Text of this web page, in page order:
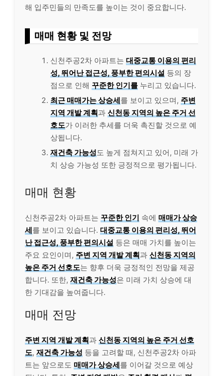
해 입주민들의 만족도를 높이는 것이 중요합니다.
매매 현황 및 전망
신천주공2차 아파트는 대중교통 이용의 편리
성, 뛰어난 접근성, 풍부한 편의시설 등의 장
점으로 인해 꾸준한 인기를 누리고 있습니다.
최근 매매가는 상승세를 보이고 있으며, 주변
지역 개발 계획과 신천동 지역의 높은 주거 선
호도가 이러한 추세를 더욱 촉진할 것으로 예
상됩니다.
재건축 가능성도 높게 점쳐지고 있어, 미래 가
치 상승 가능성 또한 긍정적으로 평가됩니다.
매매 현황
신천주공2차 아파트는 꾸준한 인기 속에 매매가 상승
세를 보이고 있습니다. 대중교통 이용의 편리성, 뛰어
난 접근성, 풍부한 편의시설 등은 매매 가치를 높이는
주요 요인이며, 주변 지역 개발 계획과 신천동 지역의
높은 주거 선호도는 향후 더욱 긍정적인 전망을 제공
합니다. 또한, 재건축 가능성은 미래 가치 상승에 대
한 기대감을 높여줍니다.
매매 전망
주변 지역 개발 계획과 신천동 지역의 높은 주거 선호
도, 재건축 가능성 등을 고려할 때, 신천주공2차 아파
트는 앞으로도 매매가 상승세를 이어갈 것으로 예상